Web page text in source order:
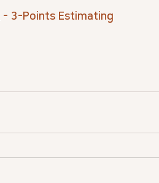
- 3-Points Estimating